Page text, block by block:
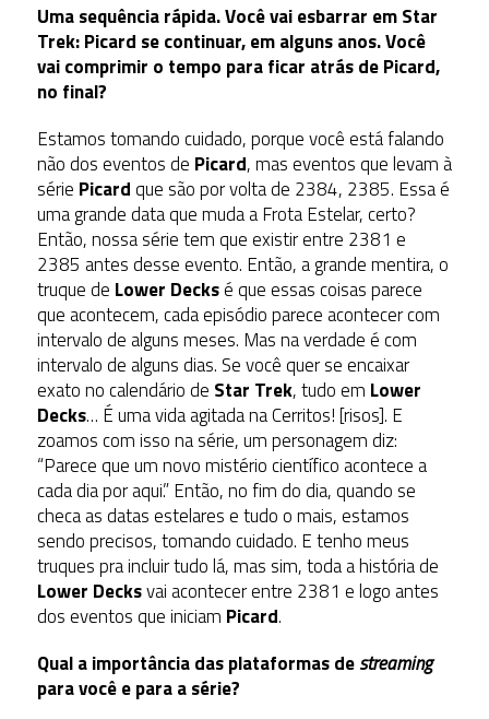
Uma sequência rápida. Você vai esbarrar em Star
Trek: Picard se continuar, em alguns anos. Você
vai comprimir o tempo para ficar atrás de Picard,
no final?
Estamos tomando cuidado, porque você está falando
não dos eventos de Picard, mas eventos que levam à
série Picardque são por volta de 2384, 2385. Essa é
uma grande data que muda a Frota Estelar, certo?
Então, nossa série tem que existir entre 2381 e
2385 antes desse evento. Então, a grande mentira, o
truque de Lower Decksé que essas coisas parece
que acontecem, cada episódio parece acontecer com
intervalo de alguns meses. Mas na verdade é com
intervalo de alguns dias. Se você quer se encaixar
exato no calendário de Star Trek, tudo em Lower
Decks… É uma vida agitada na Cerritos! [risos]. E
zoamos com isso na série, um personagem diz:
“Parece que um novo mistério científico acontece a
cada dia por aqui.” Então, no fim do dia, quando se
checa as datas estelares e tudo o mais, estamos
sendo precisos, tomando cuidado. E tenho meus
truques pra incluir tudo lá, mas sim, toda a história de
Lower Decksvai acontecer entre 2381 e logo antes
dos eventos que iniciam Picard.
Qual a importância das plataformas destreaming
para você e para a série?